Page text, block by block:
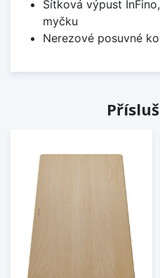
Sítková výpust
myčku
Nerezové posuvné